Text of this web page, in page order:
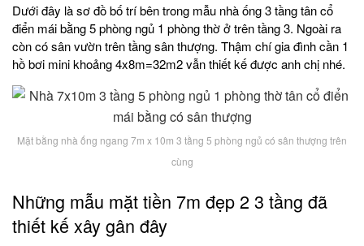
Dưới đây là sơ đồ bố trí bên trong mẫu nhà ống 3 tầng tân cổ
điển mái bằng 5 phòng ngủ 1 phòng thờ ở trên tầng 3. Ngoài ra
còn có sân vườn trên tầng sân thượng. Thậm chí gia đình cần 1
hồ bơi mini khoảng 4x8m=32m2 vẫn thiết kế được anh chị nhé.
Mặt bằng nhà ống ngang 7m x 10m 3 tầng 5 phòng ngủ có sân thượng trên
cùng
Những mẫu mặt tiền 7m đẹp 2 3 tầng đã
thiết kế xây gân đây